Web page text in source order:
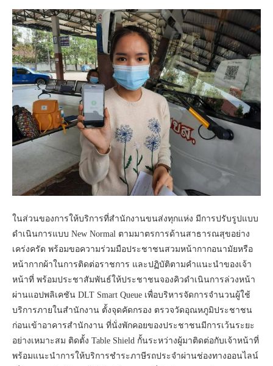
ในส่วนของการให้บริการที่สำนักงานขนส่งทุกแห่ง มีการปรับรูปแบบ
ดำเนินการแบบ New Normal ตามมาตรการด้านสาธารณสุขอย่าง
เคร่งครัด พร้อมขอความร่วมมือประชาชนสวมหน้ากากอนามัยหรือ
หน้ากากผ้าในการติดต่อราชการ และปฏิบัติตามคำแนะนำของเจ้า
หน้าที่ พร้อมประชาสัมพันธ์ให้ประชาชนจองคิวดำเนินการล่วงหน้า
ผ่านแอปพลิเคชัน DLT Smart Queue เพื่อบริหารจัดการจำนวนผู้ใช้
บริการภายในสำนักงาน ตั้งจุดคัดกรอง ตรวจวัดอุณหภูมิประชาชน
ก่อนเข้าอาคารสำนักงาน ที่นั่งพักคอยของประชาชนมีการเว้นระยะ
อย่างเหมาะสม ติดตั้ง Table Shield กั้นระหว่างผู้มาติดต่อกับเจ้าหน้าที่
พร้อมแนะนำการให้บริการชำระภาษีรถประจำผ่านช่องทางออนไลน์